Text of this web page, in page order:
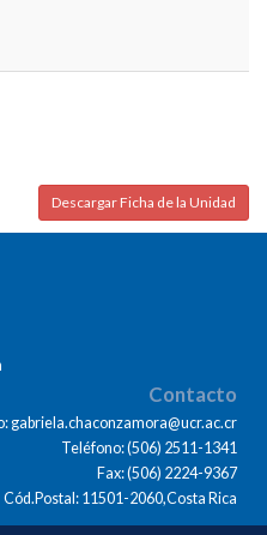
Descargar Ficha de la Unidad
Contacto
gabriela.chaconzamora@ucr.ac.cr
Teléfono: (506) 2511-1341
Fax: (506) 2224-9367
Cód.Postal: 11501-2060,Costa Rica